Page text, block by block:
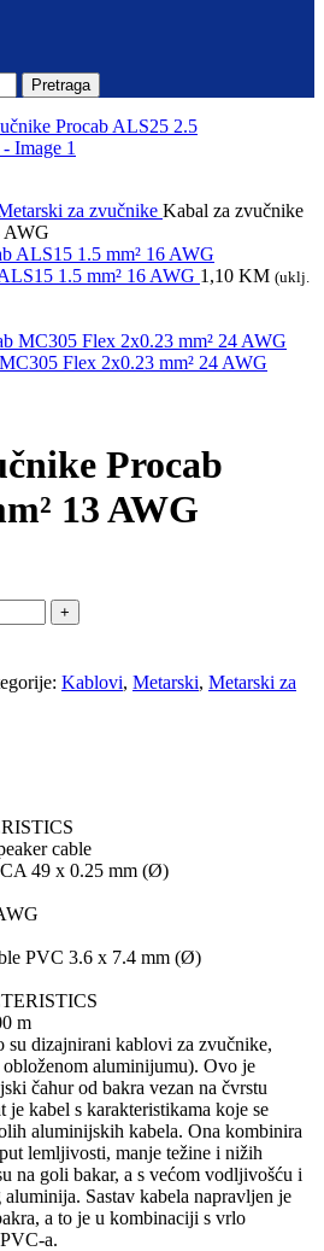
Pretraga
za zvučnike Kabal za zvučnike
AWG
1.5 mm² 16 AWG 1,10 KM (uklj.
Flex 2x0.23 mm² 24 AWG
Procab
13 AWG
Kablovi, Metarski, Metarski za
cable
49 x 0.25 mm (Ø)
PVC 3.6 x 7.4 mm (Ø)
m
su dizajnirani kablovi za zvučnike,
aluminijumu). Ovo je
čahur od bakra vezan na čvrstu
kabel s karakteristikama koje se
aluminijskih kabela. Ona kombinira
lemljivosti, manje težine i nižih
na goli bakar, a s većom vodljivošću i
Sastav kabela napravljen je
a to je u kombinaciji s vrlo
a.